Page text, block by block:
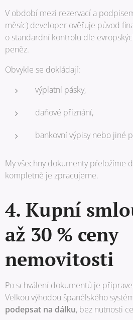
V období mezi rezervací a
měsíc) developer ověřuje původ
o standardní kontrolu dle
peněz.
Obvykle se dokládají:
výplatní pásky,
daňové přiznání,
bankovní výpisy nebo jiné
My všechny dokumenty přeložíme
kompletně je zpracujeme.
4. Kupní
až 30 % ceny
nemovitosti
Po schválení dokumentů je
Velkou výhodou španělského
podepsat na dálku, bez nutnosti